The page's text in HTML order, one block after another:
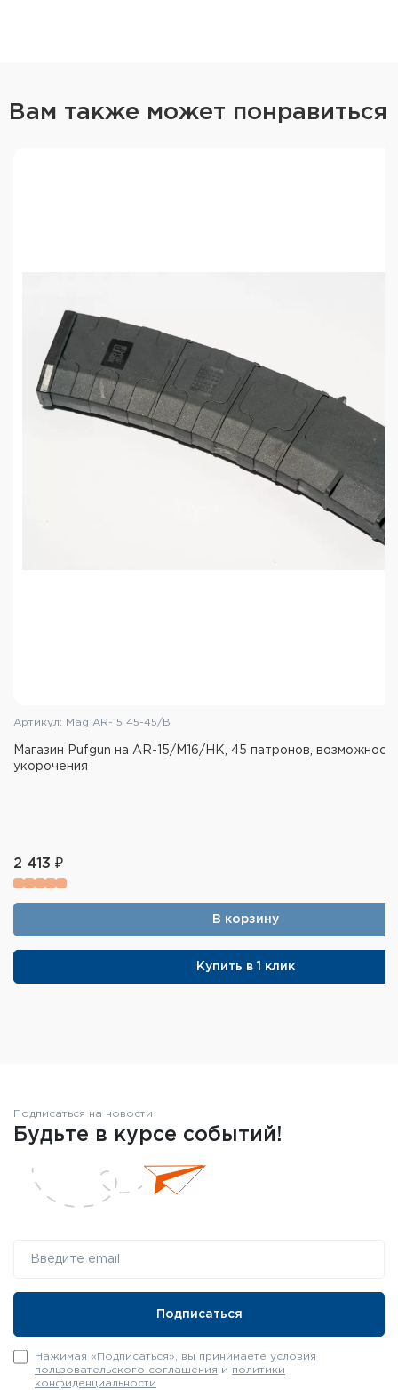
Вам также может понравиться
Артикул: Mag AR-15 45-45/B
Магазин Pufgun на AR-15/M16/HK, 45 патронов,
укорочения
2 413 ₽
В корзину
Купить в 1 клик
Подписаться на новости
Будьте в курсе событий!
Нажимая «Подписаться», вы принимаете условия
пользовательского соглашения и политики
конфиденциальности